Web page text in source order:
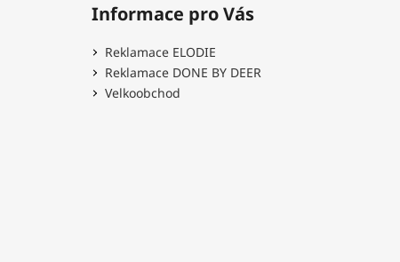
Informace pro Vás
Reklamace ELODIE
Reklamace DONE BY DEER
Velkoobchod